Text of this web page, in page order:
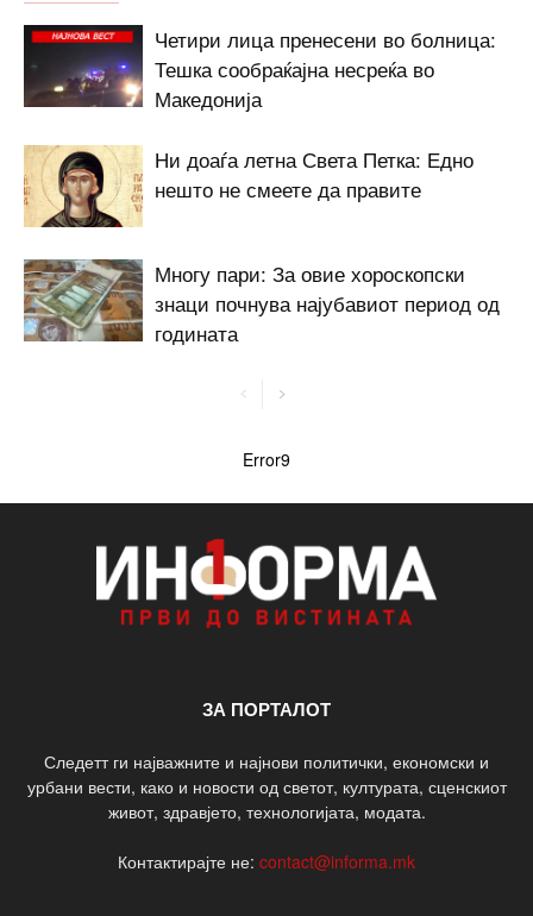
Четири лица пренесени во болница:
Тешка сообраќајна несреќа во
Македонија
Ни доаѓа летна Света Петка: Едно
нешто не смеете да правите
Многу пари: За овие хороскопски
знаци почнува најубавиот период од
годината
Error9
ЗА ПОРТАЛОТ
Следетт ги најважните и најнови политички, економски и
урбани вести, како и новости од светот, културата, сценскиот
живот, здравјето, технологијата, модата.
Контактирајте не: contact@informa.mk